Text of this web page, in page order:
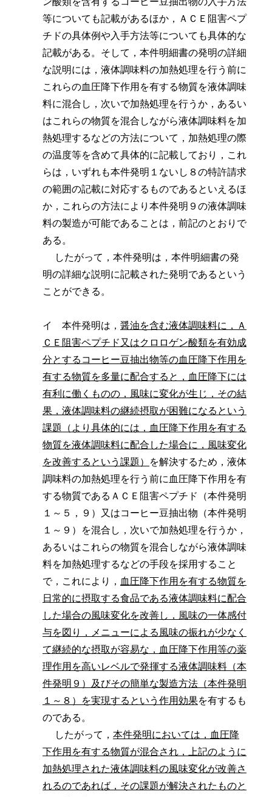
等についても記載があるほか，ＡＣＥ阻害ペプ
チドの具体例や入手方法等についても具体的な
記載がある。そして，本件明細書の発明の詳細
な説明には，液体調味料の加熱処理を行う前に
これらの血圧降下作用を有する物質を液体調味
料に混合し，次いで加熱処理を行うか，あるい
はこれらの物質を混合しながら液体調味料を加
熱処理するなどの方法について，加熱処理の際
の温度等を含めて具体的に記載しており，これ
らは，いずれも本件発明１ないし８の特許請求
の範囲の記載に対応するものであるといえるほ
か，これらの方法により本件発明９の液体調味
料の製造が可能であることは，前記のとおりで
ある。
したがって，本件発明は，本件明細書の発
明の詳細な説明に記載された発明であるという
ことができる。
イ 本件発明は， 醤油を含む液体調味料に，Ａ
ＣＥ阻害ペプチド又はクロロゲン酸類を有効成
分とするコーヒー豆抽出物等の血圧降下作用を
有する物質を多量に配合すると，血圧降下には
有利に働くものの，風味に変化が生じ，その結
果，液体調味料の継続摂取が困難になるという
課題（より具体的には，血圧降下作用を有する
物質を液体調味料に配合した場合に，風味変化
を改善するという課題）
を解決するため，液体
調味料の加熱処理を行う前に血圧降下作用を有
する物質であるＡＣＥ阻害ペプチド（本件発明
１～５，９）又はコーヒー豆抽出物（本件発明
１～９）を混合し，次いで加熱処理を行うか，
あるいはこれらの物質を混合しながら液体調味
料を加熱処理するなどの手段を採用すること
で，これにより， 血圧降下作用を有する物質を
日常的に摂取する食品である液体調味料に配合
した場合の風味変化を改善し，風味の一体感付
与を図り，メニューによる風味の振れが少なく
て継続的な摂取が容易な，血圧降下作用等の薬
理作用を高いレベルで発揮する液体調味料（本
件発明９）及びその簡単な製造方法（本件発明
１～８）を実現するという作用効果を有するも
のである。
したがって， 本件発明においては，血圧降
下作用を有する物質が混合され，上記のように
加熱処理された液体調味料の風味変化が改善さ
れるのであれば，その課題が解決されたものと